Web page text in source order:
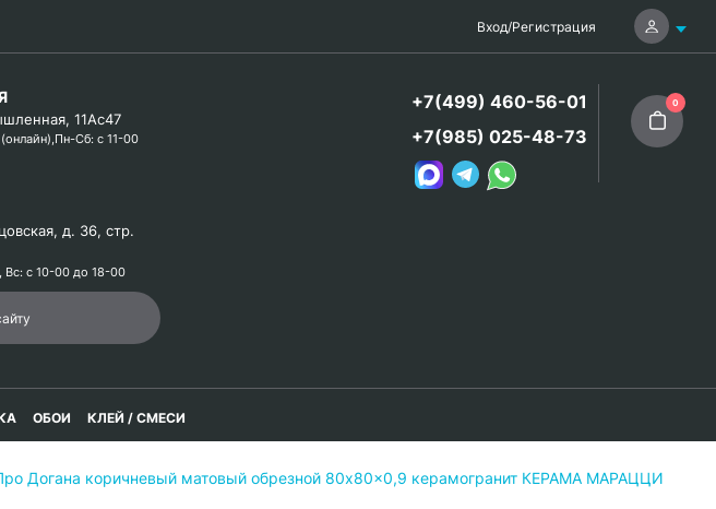
Вход/Регистрация
11Ас47
Сб: с 11-00
д. 36, стр.
с 10-00 до 18-00
+7(499) 460-56-01
+7(985) 025-48-73
0
ОБОИ КЛЕЙ / СМЕСИ
Догана коричневый матовый обрезной 80x80x0,9 керамогранит КЕРАМА МАРАЦЦИ